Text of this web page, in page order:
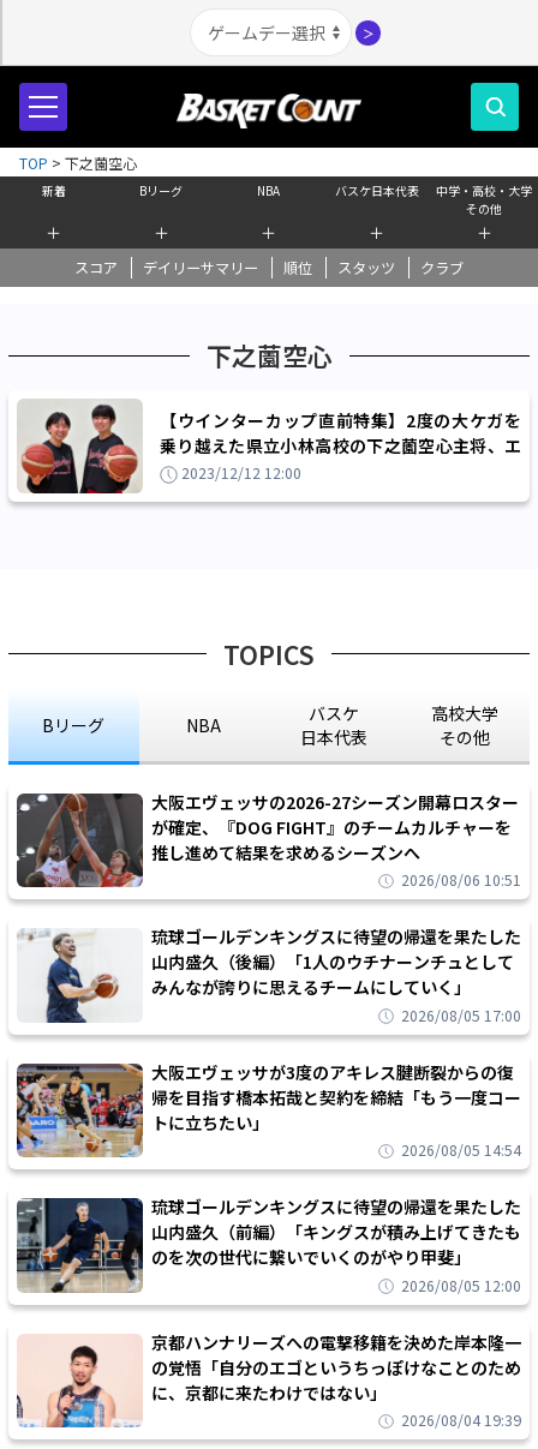
＞
新着
＋
Bリーグ
＋
NBA
＋
バスケ日本代表
＋
中学・高校・大学
その他
＋
スコア デイリーサマリー 順位 スタッツ クラブ
TOP > 下之薗空心
下之薗空心
【ウインターカップ直前特集】2度の大ケガを
乗り越えた県立小林高校の下之薗空心主将、エ
ース平野和々美と目指す日本一
2023/12/12 12:00
TOPICS
Bリーグ NBA
バスケ
日本代表
高校大学
その他
大阪エヴェッサの2026-27シーズン開幕ロスター
が確定、『DOG FIGHT』のチームカルチャーを
推し進めて結果を求めるシーズンへ
2026/08/06 10:51
琉球ゴールデンキングスに待望の帰還を果たした
山内盛久（後編）「1人のウチナーンチュとして
みんなが誇りに思えるチームにしていく」
2026/08/05 17:00
大阪エヴェッサが3度のアキレス腱断裂からの復
帰を目指す橋本拓哉と契約を締結「もう一度コー
トに立ちたい」
2026/08/05 14:54
琉球ゴールデンキングスに待望の帰還を果たした
山内盛久（前編）「キングスが積み上げてきたも
のを次の世代に繋いでいくのがやり甲斐」
2026/08/05 12:00
京都ハンナリーズへの電撃移籍を決めた岸本隆一
の覚悟「自分のエゴというちっぽけなことのため
に、京都に来たわけではない」
2026/08/04 19:39